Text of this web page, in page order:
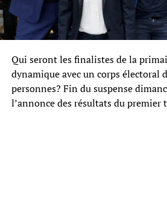
Qui seront les finalistes de la
dynamique avec un corps électoral
personnes? Fin du suspense
l’annonce des résultats du premier